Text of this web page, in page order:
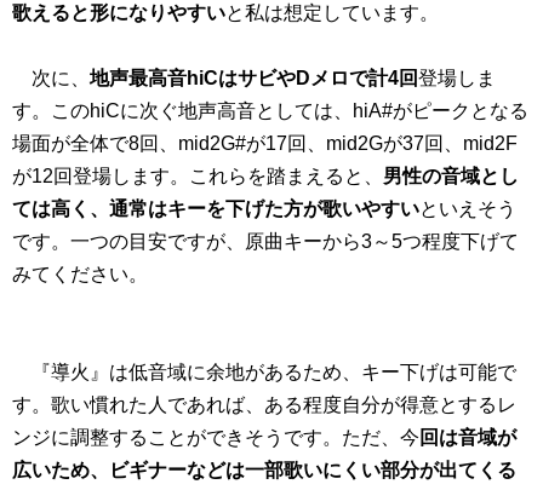
歌えると形になりやすいと私は想定しています。
次に、 地声最高音hiCはサビやDメロで計4回登場しま
す。このhiCに次ぐ地声高音としては、hiA#がピークとなる
場面が全体で8回、mid2G#が17回、mid2Gが37回、mid2F
が12回登場します。これらを踏まえると、 男性の音域とし
ては高く、通常はキーを下げた方が歌いやすいといえそう
です。一つの目安ですが、原曲キーから3～5つ程度下げて
みてください。
『導火』は低音域に余地があるため、キー下げは可能で
す。歌い慣れた人であれば、ある程度自分が得意とするレ
ンジに調整することができそうです。ただ、今 回は音域が
広いため、ビギナーなどは一部歌いにくい部分が出てくる